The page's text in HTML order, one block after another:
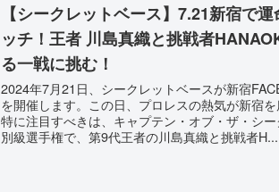
【シークレットベース】7.21新宿で
ッチ！王者 川島真織と挑戦者
る一戦に挑む！
2024年7月21日、シークレットベースが新宿
を開催します。この日、プロレスの熱気が新宿を
特に注目すべきは、キャプテン・オブ・ザ・シ
別級選手権で、第9代王者の川島真織と挑戦者H...